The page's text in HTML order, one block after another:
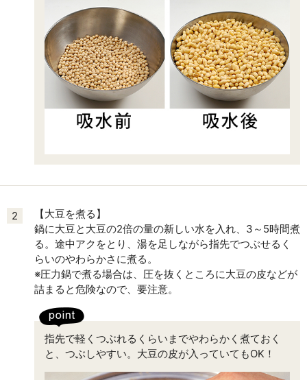
2
【大豆を煮る】
鍋に大豆と大豆の2倍の量の新しい水を入れ、3～5時間煮
る。途中アクをとり、湯を足しながら指先でつぶせるく
らいのやわらかさに煮る。
※圧力鍋で煮る場合は、圧を抜くところに大豆の皮などが
詰まると危険なので、要注意。
指先で軽くつぶれるくらいまでやわらかく煮ておく
と、つぶしやすい。大豆の皮が入っていてもOK！